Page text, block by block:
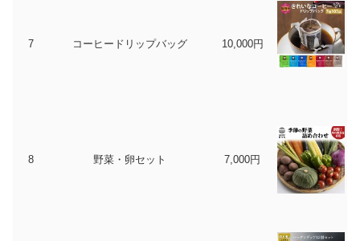
7 コーヒードリップバッグ 10,000円
8 野菜・卵セット 7,000円